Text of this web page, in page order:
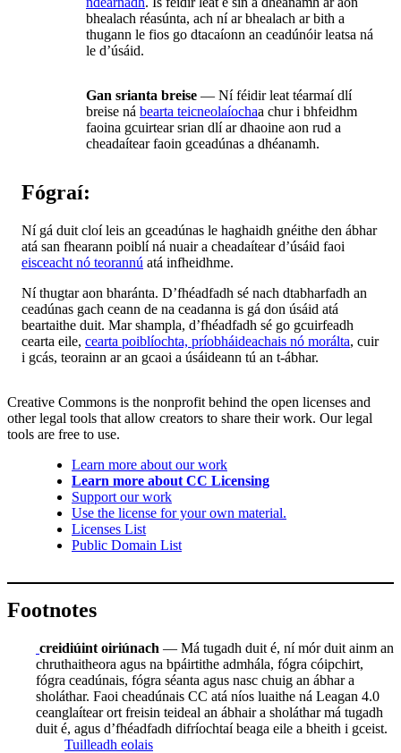
bhealach réasúnta, ach ní ar bhealach ar bith a
thugann le fios go dtacaíonn an ceadúnóir leatsa ná
le d’úsáid.
Gan srianta breise — Ní féidir leat téarmaí dlí
breise ná bearta teicneolaíochaa chur i bhfeidhm
faoina gcuirtear srian dlí ar dhaoine aon rud a
cheadaítear faoin gceadúnas a dhéanamh.
Fógraí:
Ní gá duit cloí leis an gceadúnas le haghaidh gnéithe den ábhar
atá san fhearann poiblí ná nuair a cheadaítear d’úsáid faoi
eisceacht nó teorannú atá infheidhme.
Ní thugtar aon bharánta. D’fhéadfadh sé nach dtabharfadh an
ceadúnas gach ceann de na ceadanna is gá don úsáid atá
beartaithe duit. Mar shampla, d’fhéadfadh sé go gcuirfeadh
cearta eile, cearta poiblíochta, príobháideachais nó morálta, cuir
i gcás, teorainn ar an gcaoi a úsáideann tú an t-ábhar.
Creative Commons is the nonprofit behind the open licenses and
other legal tools that allow creators to share their work. Our legal
tools are free to use.
Learn more about our work
Learn more about CC Licensing
Support our work
Use the license for your own material.
Licenses List
Public Domain List
Footnotes
creidiúint oiriúnach — Má tugadh duit é, ní mór duit ainm an
chruthaitheora agus na bpáirtithe admhála, fógra cóipchirt,
fógra ceadúnais, fógra séanta agus nasc chuig an ábhar a
sholáthar. Faoi cheadúnais CC atá níos luaithe ná Leagan 4.0
ceanglaítear ort freisin teideal an ábhair a sholáthar má tugadh
duit é, agus d’fhéadfadh difríochtaí beaga eile a bheith i gceist.
Tuilleadh eolais